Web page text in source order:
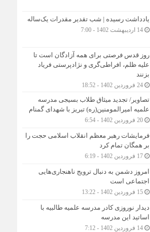
یادداشت رسیده | شب تقدیر مقدرات یک‌ساله
14 اردیبهشت 1402 - 7:00
روز قدس فرصتی برای همه آزادگان است تا
علیه ظلم، افراطی‌گری و نژادپرستی فریاد
بزنند
24 فروردین 1402 - 18:52
تصاویر/ تجدید میثاق طلاب بسیجی مدرسه
علمیه امیرالمومنین(ره) تبریز با شهدای گمنام
20 فروردین 1402 - 6:54
فرمایشات رهبر معظم انقلاب اسلامی حجت را
بر همگان تمام کرد
17 فروردین 1402 - 6:19
امروز دشمن به دنبال ترویج ناهنجاری‌هایی
اجتماعی است
15 فروردین 1402 - 13:22
دیدار نوروزی کادر مدرسه علمیه طالبیه با
اساتید این مدرسه
14 فروردین 1402 - 7:12